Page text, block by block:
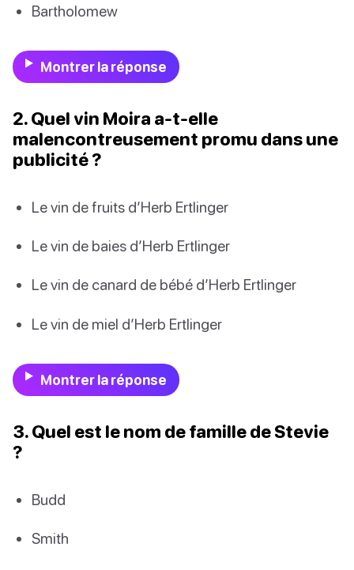
Bartholomew
Montrer la réponse
2. Quel vin Moira a-t-elle
malencontreusement promu dans une
publicité ?
Le vin de fruits d’Herb Ertlinger
Le vin de baies d’Herb Ertlinger
Le vin de canard de bébé d’Herb Ertlinger
Le vin de miel d’Herb Ertlinger
Montrer la réponse
3. Quel est le nom de famille de Stevie
?
Budd
Smith